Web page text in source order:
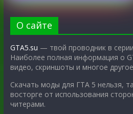
О сайте
GTA5.su — твой проводник в
Наиболее полная информация о
видео, скриншоты и многое
Скачать моды для ГТА 5 нельзя,
восторге от использования
читерами.